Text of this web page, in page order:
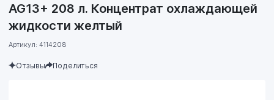
AG13+ 208 л. Концентрат охлаждающей
жидкости желтый
Артикул: 4114208
Отзывы Поделиться